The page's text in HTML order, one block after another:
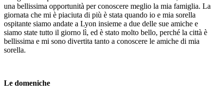
una bellissima opportunità per conoscere meglio la mia famiglia. La
giornata che mi è piaciuta di più è stata quando io e mia sorella
ospitante siamo andate a Lyon insieme a due delle sue amiche e
siamo state tutto il giorno lì, ed è stato molto bello, perché la città è
bellissima e mi sono divertita tanto a conoscere le amiche di mia
sorella.
Le domeniche